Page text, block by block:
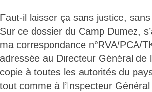
Faut-il laisser ça sans justice,
Sur ce dossier du Camp Dumez,
ma correspondance n°RVA/PCA/
adressée au Directeur Général de
copie à toutes les autorités du
tout comme à l’Inspecteur